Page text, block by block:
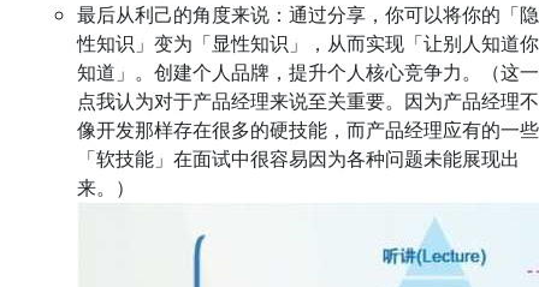
最后从利己的角度来说：通过分享，你可以将你的「隐
性知识」变为「显性知识」，从而实现「让别人知道你
知道」。创建个人品牌，提升个人核心竞争力。（这一
点我认为对于产品经理来说至关重要。因为产品经理不
像开发那样存在很多的硬技能，而产品经理应有的一些
「软技能」在面试中很容易因为各种问题未能展现出
来。）